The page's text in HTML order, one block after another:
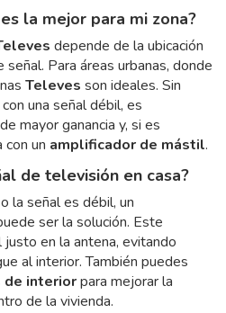
la mejor para mi zona?
depende de la ubicación
Para áreas urbanas, donde
Televes son ideales. Sin
una señal débil, es
mayor ganancia y, si es
un amplificador de mástil.
de televisión en casa?
la señal es débil, un
ser la solución. Este
en la antena, evitando
al interior. También puedes
de interiorpara mejorar la
de la vivienda.